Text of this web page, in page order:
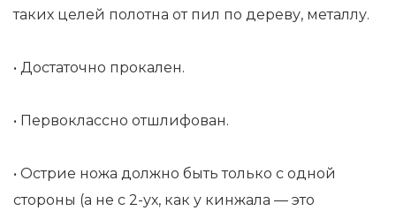
таких целей полотна от пил по дереву, металлу.
• Достаточно прокален.
• Первоклассно отшлифован.
• Острие ножа должно быть только с одной
стороны (а не с 2-ух, как у кинжала — это